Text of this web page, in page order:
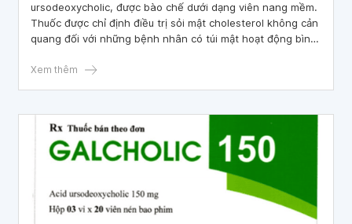
ursodeoxycholic, được bào chế dưới dạng viên nang mềm.
Thuốc được chỉ định điều trị sỏi mật cholesterol không cản
quang đối với những bệnh nhân có túi mật hoạt động bình
những lưu ý quan trọng khi dùng thuốc trong bài viết dưới
Xem thêm